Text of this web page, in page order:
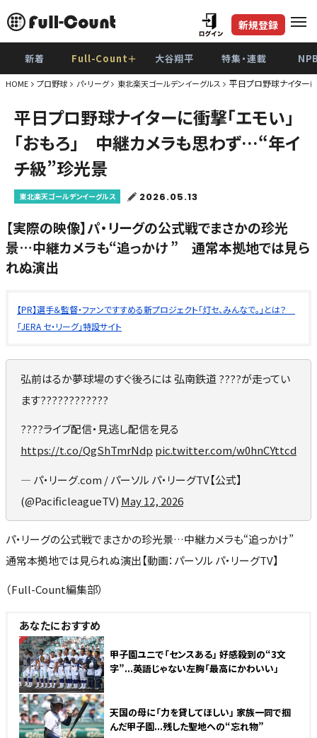
新規登録
新着 Full-Count＋ 大谷翔平 特集・連載
HOME プロ野球 パ・リーグ 東北楽天ゴールデンイーグルス 平日プロ野球ナイター
平日プロ野球ナイターに衝撃「エモい」
「おもろ」 中継カメラも思わず…“年イ
チ級”珍光景
東北楽天ゴールデンイーグルス 2026.05.13
【実際の映像】パ・リーグの公式戦でまさかの珍光
景…中継カメラも“追っかけ ” 通常本拠地では見ら
れぬ演出
【PR】選手＆監督・ファンですすめる新プロジェクト「灯セ、みんなで。」とは？
「JERA セ・リーグ」特設サイト
弘前はるか夢球場のすぐ後ろには 弘南鉄道 ????が走ってい
ます????????????
????ライブ配信・見逃し配信を見る
https://t.co/QgShTmrNdp pic.twitter.com/w0hnCYttcd
— パ・リーグ.com / パーソル パ・リーグTV【公式】
(@PacificleagueTV) May 12, 2026
パ・リーグの公式戦でまさかの珍光景…中継カメラも“追っかけ”
通常本拠地では見られぬ演出【動画：パーソル パ・リーグTV】
（Full-Count編集部）
あなたにおすすめ
NEW
甲子園ユニで「センスある」 好感殺到の“3文
字”...英語じゃない左胸「最高にかわいい」
天国の母に「力を貸してほしい」 家族一同で掴
んだ甲子園...残した聖地への“忘れ物”